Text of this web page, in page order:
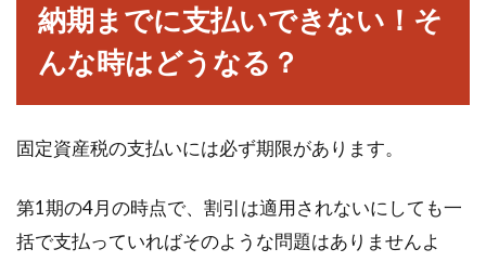
納期までに支払いできない！そ
んな時はどうなる？
固定資産税の支払いには必ず期限があります。
第1期の4月の時点で、割引は適用されないにしても一
括で支払っていればそのような問題はありませんよ